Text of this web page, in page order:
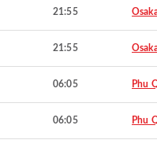
21:55
21:55
06:05 Phu
06:05 Phu